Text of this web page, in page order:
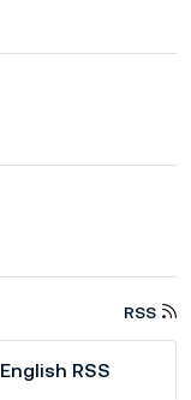
RSS
English RSS